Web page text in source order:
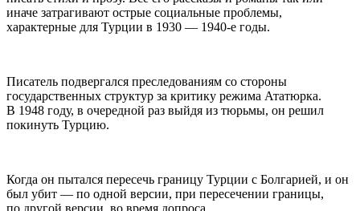
иначе затрагивают острые социальные проблемы,
характерные для Турции в 1930 — 1940-е годы.
Писатель подвергался преследованиям со стороны
государственных структур за критику режима Ататюрка.
В 1948 году, в очередной раз выйдя из тюрьмы, он решил
покинуть Турцию.
Когда он пытался пересечь границу Турции с Болгарией, и он
был убит — по одной версии, при пересечении границы,